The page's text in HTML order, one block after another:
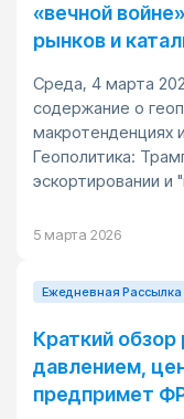
«вечной
рынков и
Среда, 4 марта
содержание о
макротенденциях
Геополитика:
эскортировании и
5 марта 2026
Ежедневная Pассылка
Краткий
давлением,
предпримет